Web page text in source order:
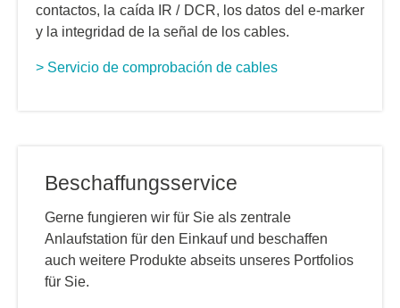
contactos, la caída IR / DCR, los datos del e-marker
y la integridad de la señal de los cables.
> Servicio de comprobación de cables
Beschaffungsservice
Gerne fungieren wir für Sie als zentrale
Anlaufstation für den Einkauf und beschaffen
auch weitere Produkte abseits unseres Portfolios
für Sie.